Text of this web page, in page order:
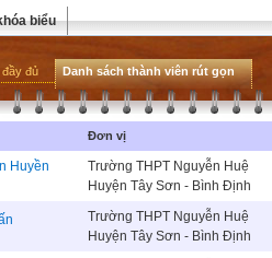
biểu
đầy đủ Danh sách thành viên rút gọn
Đơn vị
Huyền
Trường THPT Nguyễn Huệ
Huyện Tây Sơn - Bình Định
Trường THPT Nguyễn Huệ
Huyện Tây Sơn - Bình Định